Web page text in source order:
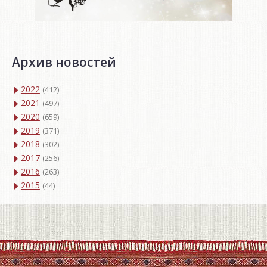
Архив новостей
2022 (412)
2021 (497)
2020 (659)
2019 (371)
2018 (302)
2017 (256)
2016 (263)
2015 (44)